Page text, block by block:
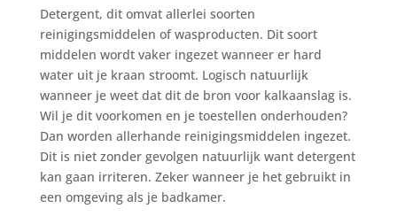
Detergent, dit omvat allerlei soorten
reinigingsmiddelen of wasproducten. Dit soort
middelen wordt vaker ingezet wanneer er hard
water uit je kraan stroomt. Logisch natuurlijk
wanneer je weet dat dit de bron voor kalkaanslag is.
Wil je dit voorkomen en je toestellen onderhouden?
Dan worden allerhande reinigingsmiddelen ingezet.
Dit is niet zonder gevolgen natuurlijk want detergent
kan gaan irriteren. Zeker wanneer je het gebruikt in
een omgeving als je badkamer.